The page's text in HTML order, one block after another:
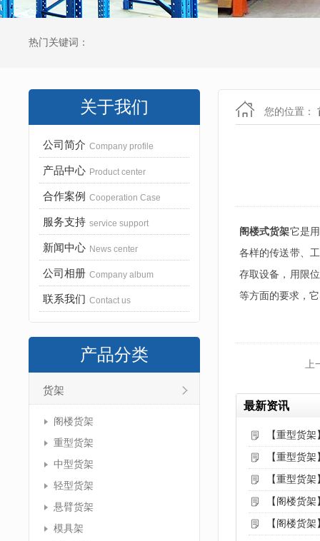
热门关键词：
关于我们
公司简介 Company profile
产品中心 Product center
合作案例 Cooperation Case
服务支持 service support
新闻中心 News center
公司相册 Company album
联系我们 Contact us
产品分类
货架
阁楼货架
重型货架
中型货架
轻型货架
悬臂货架
模具架
您的位置：
阁楼式货架它是
各样的传送带、
存取设备，用限
等方面的要求，
上
最新资讯
【重型货
【重型货
【重型货
【阁楼货
【阁楼货